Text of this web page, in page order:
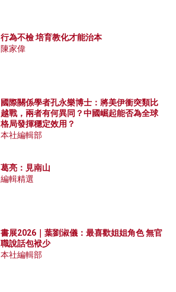
行為不檢 培育教化才能治本
陳家偉
國際關係學者孔永樂博士：將美伊衝突類比
越戰，兩者有何異同？中國崛起能否為全球
格局發揮穩定效用？
本社編輯部
葛亮：見南山
編輯精選
書展2026｜葉劉淑儀：最喜歡姐姐角色 無官
職說話包袱少
本社編輯部